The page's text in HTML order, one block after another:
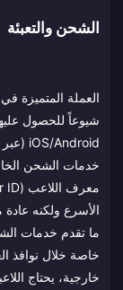
الشحن والتعبئة
شيوعاً للحصول
الأسرع ولكنه
ما تقدم خدمات
خاصة خلال نوافذ
خارجية، يحتاج